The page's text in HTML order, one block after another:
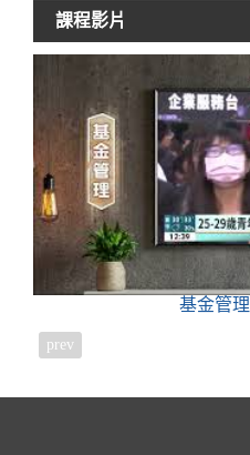
課程影片
基金管理
prev